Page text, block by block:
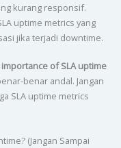
kurang responsif.
uptime metrics yang
jika terjadi downtime.
importance of SLA uptime
benar andal. Jangan
SLA uptime metrics
(Jangan Sampai